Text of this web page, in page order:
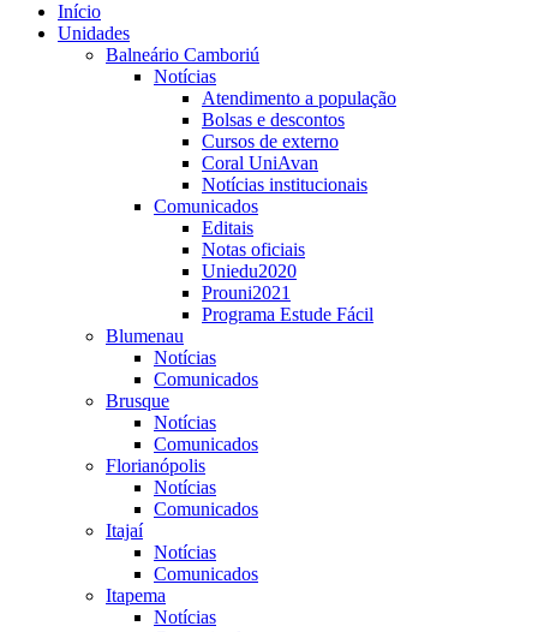
Início
Unidades
Balneário Camboriú
Notícias
Atendimento a população
Bolsas e descontos
Cursos de externo
Coral UniAvan
Notícias institucionais
Comunicados
Editais
Notas oficiais
Uniedu2020
Prouni2021
Programa Estude Fácil
Blumenau
Notícias
Comunicados
Brusque
Notícias
Comunicados
Florianópolis
Notícias
Comunicados
Itajaí
Notícias
Comunicados
Itapema
Notícias